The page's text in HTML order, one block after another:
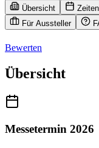
Übersicht
Für Aussteller
Bewerten
Übersicht
Messetermin 2026